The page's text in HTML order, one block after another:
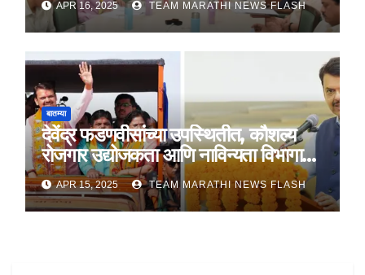
APR 16, 2025 TEAM MARATHI NEWS FLASH
बातम्या
देवेंद्र फडणवीसांच्या उपस्थितीत, कौशल्य
रोजगार उद्योजकता आणि नाविन्यता विभागाचे
तीन सामंजस्य करार
APR 15, 2025 TEAM MARATHI NEWS FLASH